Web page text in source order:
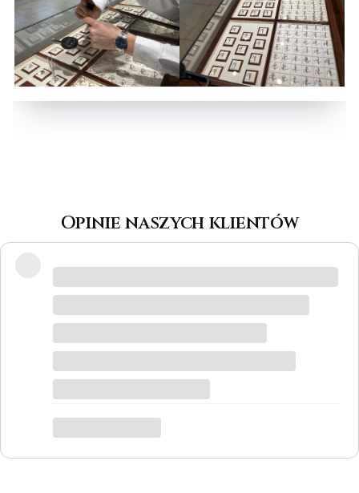
Opinie naszych klientów
odpowiedzi na wszystkie pytania, biżuteria
jest piękna! Ceny bardzo korzystne, na
zrobić w bardzo krótkim czasie. Dziękuję,
był to dla mnie bardzo ważny moment,
trafiłam w idealne miejsce.
Katarzyna Łącka